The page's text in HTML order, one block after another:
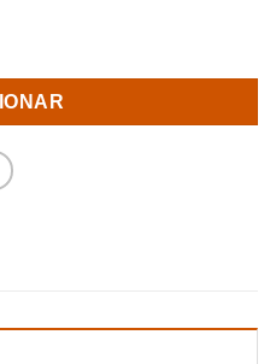
Abs Room 43,50 X 50 X 83